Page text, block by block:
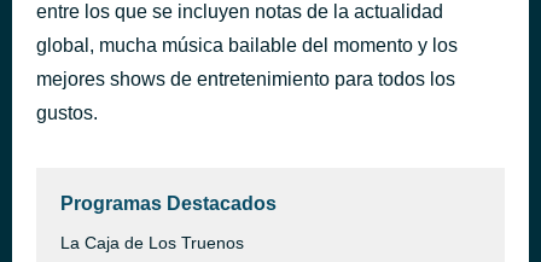
entre los que se incluyen notas de la actualidad
global, mucha música bailable del momento y los
mejores shows de entretenimiento para todos los
gustos.
Programas Destacados
La Caja de Los Truenos